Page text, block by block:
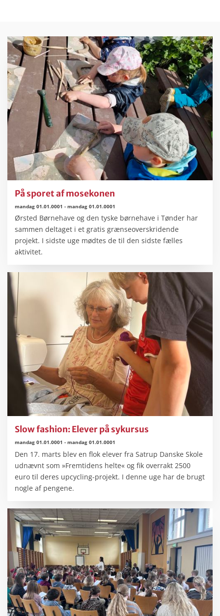
På sporet af mosekonen
mandag 01.01.0001 - mandag 01.01.0001
Ørsted Børnehave og den tyske børnehave i Tønder har
sammen deltaget i et gratis grænseoverskridende
projekt. I sidste uge mødtes de til den sidste fælles
aktivitet.
Slow fashion: Elever på sykursus
mandag 01.01.0001 - mandag 01.01.0001
Den 17. marts blev en flok elever fra Satrup Danske Skole
udnævnt som »Fremtidens helte« og fik overrakt 2500
euro til deres upcycling-projekt. I denne uge har de brugt
nogle af pengene.